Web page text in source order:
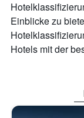
Einblicke zu
Hotels mit der